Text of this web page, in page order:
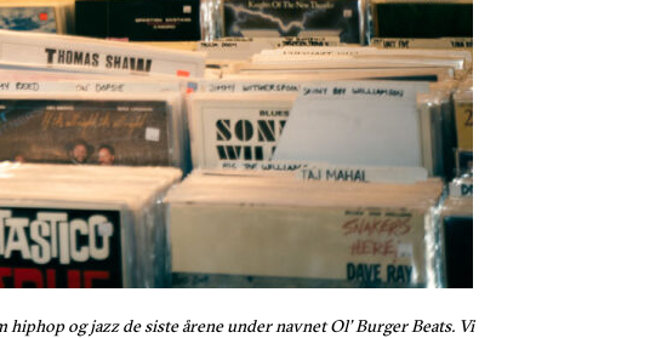
og jazz de siste årene under navnet Ol’ Burger Beats. Vi